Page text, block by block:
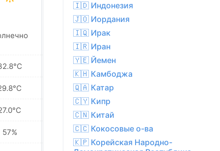
57%
Солнечно
33.9°C
30.8°C
27.9°C
53%
🇮🇩 Индонезия
🇯🇴 Иордания
🇮🇶 Ирак
🇮🇷 Иран
🇾🇪 Йемен
🇰🇭 Камбоджа
🇶🇦 Катар
🇨🇾 Кипр
🇨🇳 Китай
🇨🇨 Кокосовые о-ва
🇰🇵 Корейская Народно-